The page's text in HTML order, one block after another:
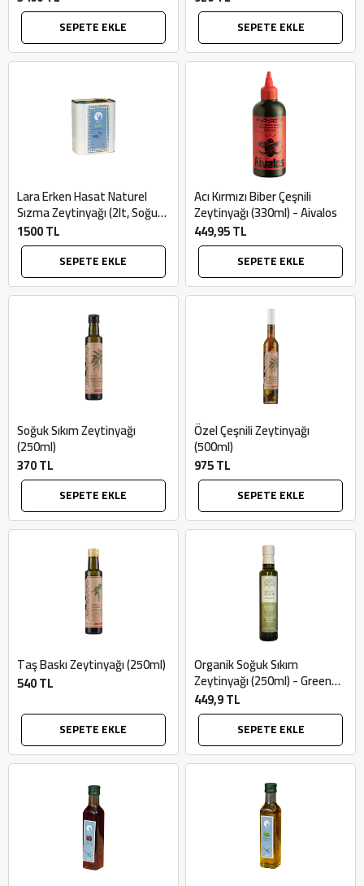
SEPETE EKLE SEPETE EKLE
Lara Erken Hasat Naturel
Sızma Zeytinyağı (2lt, Soğuk
Sıkım) - Bilgem Zeytincilik
1500 TL
SEPETE EKLE
Acı Kırmızı Biber Çeşnili
Zeytinyağı (330ml) - Aivalos
449,95 TL
SEPETE EKLE
Soğuk Sıkım Zeytinyağı
(250ml)
370 TL
SEPETE EKLE
Özel Çeşnili Zeytinyağı
(500ml)
975 TL
SEPETE EKLE
Taş Baskı Zeytinyağı (250ml)
540 TL
SEPETE EKLE
Organik Soğuk Sıkım
Zeytinyağı (250ml) - Green
Amour
449,9 TL
SEPETE EKLE